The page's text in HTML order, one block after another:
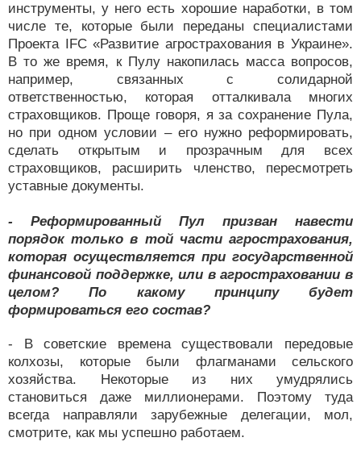
инструменты, у него есть хорошие наработки, в том
числе те, которые были переданы специалистами
Проекта IFC «Развитие агрострахования в Украине».
В то же время, к Пулу накопилась масса вопросов,
например, связанных с солидарной
ответственностью, которая отталкивала многих
страховщиков. Проще говоря, я за сохранение Пула,
но при одном условии – его нужно реформировать,
сделать открытым и прозрачным для всех
страховщиков, расширить членство, пересмотреть
уставные документы.
- Реформированный Пул призван навести
порядок только в той части агрострахования,
которая осуществляется при государственной
финансовой поддержке, или в агростраховании в
целом? По какому принципу будет
формироваться его состав?
- В советские времена существовали передовые
колхозы, которые были флагманами сельского
хозяйства. Некоторые из них умудрялись
становиться даже миллионерами. Поэтому туда
всегда направляли зарубежные делегации, мол,
смотрите, как мы успешно работаем.